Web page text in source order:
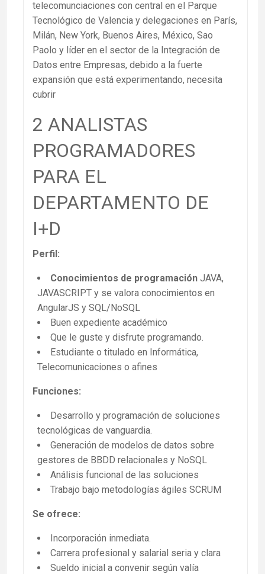
telecomunciaciones con central en el Parque
Tecnológico de Valencia y delegaciones en París,
Milán, New York, Buenos Aires, México, Sao
Paolo y líder en el sector de la Integración de
Datos entre Empresas, debido a la fuerte
expansión que está experimentando, necesita
cubrir
2 ANALISTAS
PROGRAMADORES
PARA EL
DEPARTAMENTO DE
I+D
Perfil:
Conocimientos de programación JAVA,
JAVASCRIPT y se valora conocimientos en
AngularJS y SQL/NoSQL
Buen expediente académico
Que le guste y disfrute programando.
Estudiante o titulado en Informática,
Telecomunicaciones o afines
Funciones:
Desarrollo y programación de soluciones
tecnológicas de vanguardia.
Generación de modelos de datos sobre
gestores de BBDD relacionales y NoSQL
Análisis funcional de las soluciones
Trabajo bajo metodologías ágiles SCRUM
Se ofrece:
Incorporación inmediata.
Carrera profesional y salarial seria y clara
Sueldo inicial a convenir según valía